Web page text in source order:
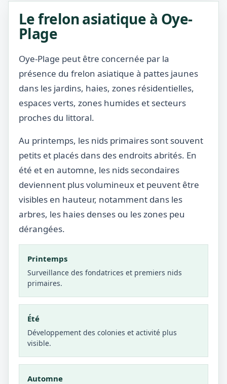
Le frelon asiatique à Oye-
Plage
Oye-Plage peut être concernée par la
présence du frelon asiatique à pattes jaunes
dans les jardins, haies, zones résidentielles,
espaces verts, zones humides et secteurs
proches du littoral.
Au printemps, les nids primaires sont souvent
petits et placés dans des endroits abrités. En
été et en automne, les nids secondaires
deviennent plus volumineux et peuvent être
visibles en hauteur, notamment dans les
arbres, les haies denses ou les zones peu
dérangées.
Printemps
Surveillance des fondatrices et premiers nids
primaires.
Été
Développement des colonies et activité plus
visible.
Automne